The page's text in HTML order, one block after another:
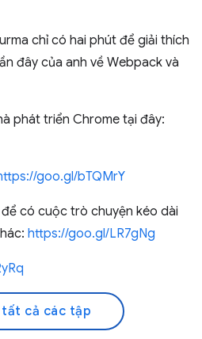
chỉ có hai phút để giải thích
đây của anh về Webpack và
phát triển Chrome tại đây:
goo.gl/bTQMrY
có cuộc trò chuyện kéo dài
https://goo.gl/LR7gNg
cả các tập